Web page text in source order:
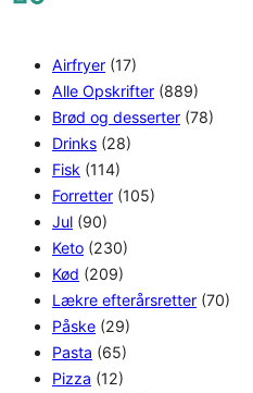
Airfryer (17)
Alle Opskrifter (889)
Brød og desserter (78)
Drinks (28)
Fisk (114)
Forretter (105)
Jul (90)
Keto (230)
Kød (209)
Lækre efterårsretter (70)
Påske (29)
Pasta (65)
Pizza (12)